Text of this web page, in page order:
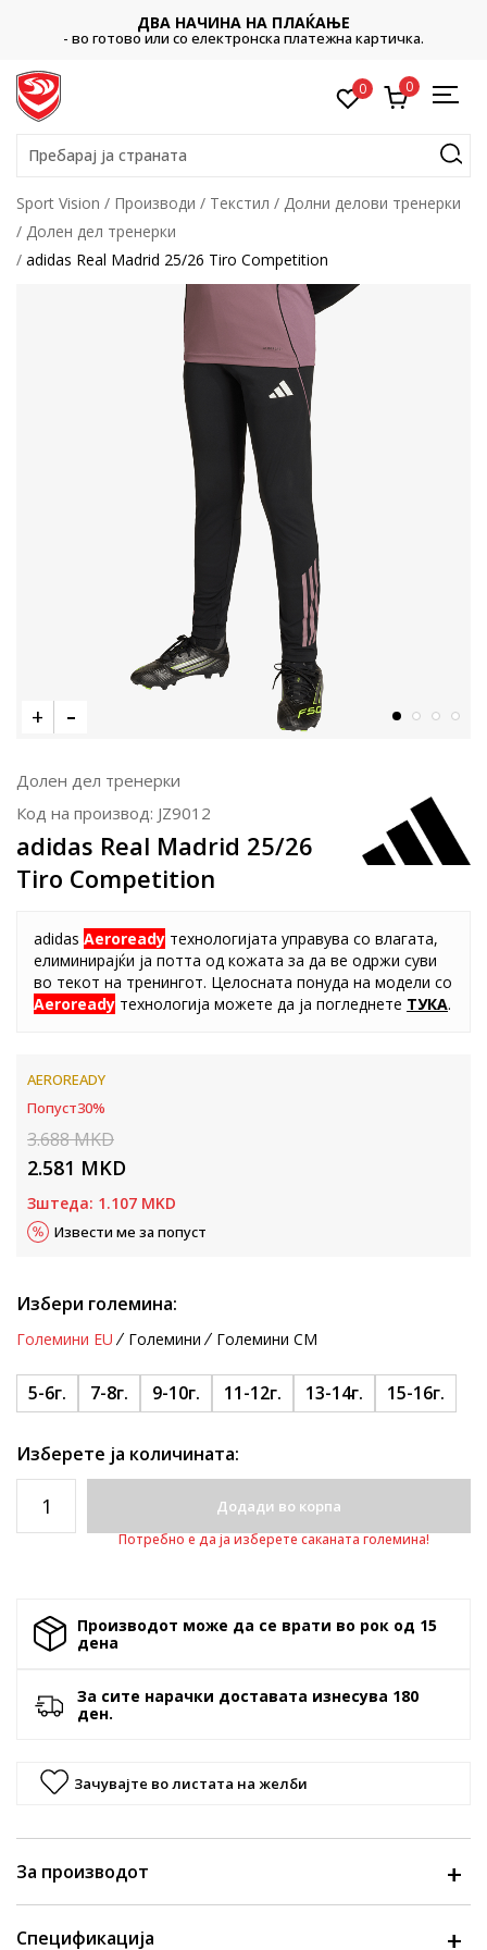
ДВА НАЧИНА НА ПЛАЌАЊЕ
- во готово или со електронска платежна картичка.
0 0
Пребарај ја страната
Sport Vision Производи Текстил
Долни делови тренерки
Долен дел тренерки
adidas Real Madrid 25/26 Tiro Competition
Долен дел тренерки
Код на производ: JZ9012
adidas Real Madrid 25/26
Tiro Competition
adidas Aeroready технологијата управува со влагата,
елиминирајќи ја потта од кожата за да ве одржи суви
во текот на тренингот. Целосната понуда на модели со
Aeroready технологија можете да ја погледнете ТУКА.
AEROREADY
Попуст30%
3.688MKD
2.581 MKD
Зштеда: 1.107 MKD
Извести ме за попуст
Избери големина:
Големини EU Големини Големини CM
5-6г. 7-8г. 9-10г. 11-12г. 13-14г. 15-16г.
Изберете ја количината:
Додади во корпа
Потребно е да ја изберете саканата големина!
Производот може да се врати во рок од 15
денa
За сите нарачки доставата изнесува 180
ден.
Зачувајте во листата на желби
За производот
Спецификација